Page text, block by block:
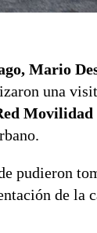
Mario
una
Movilidad
pudieron
de la